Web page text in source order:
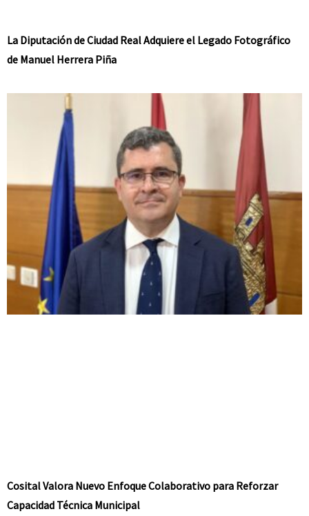
La Diputación de Ciudad Real Adquiere el Legado Fotográfico
de Manuel Herrera Piña
Cosital Valora Nuevo Enfoque Colaborativo para Reforzar
Capacidad Técnica Municipal